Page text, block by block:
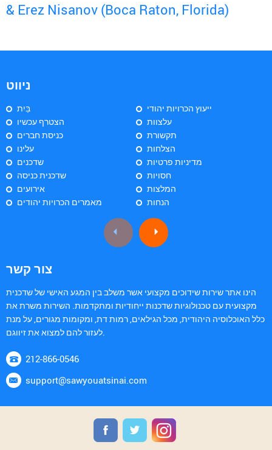
& Erez Nisanov (Boca Raton, Florida)
ניווט
בַּיִת
הצטרף עכשיו
כניסת חברים
עלינו
שדכנים
שדכנית כניסה
אירועים
מאמרים הכרויות יהודים
ייעוץ הכרויות יהודי
עלצוות
תקשורת
הצלחות
מדיניות פרטיות
חסויות
המלצות
הנחות
צור קשר
הינו אתר שירות שידוכים מקצועי אשר משלב בין המגע האישי של שדכנית
מקצועית עם טכנולוגיות שדכנות ייחודיות ומתקדמות. השירות משרת את
כלל האוכלוסיה היהודית, מכל הגילאים, רמות דת, ומקומות מגורים, על מנת
לעזור להם למצוא את זיווגם.
212-866-0546
support@sawyouatsinai.com